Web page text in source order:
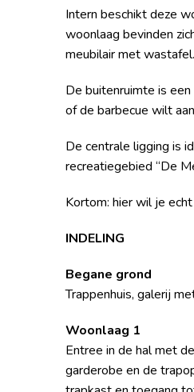
Intern beschikt deze
woonlaag bevinden
meubilair met
De buitenruimte is
of de barbecue wilt
De centrale ligging is
recreatiegebied “De
Kortom: hier wil je
INDELING
Begane grond
Trappenhuis, galerij
Woonlaag 1
Entree in de hal met
garderobe en de